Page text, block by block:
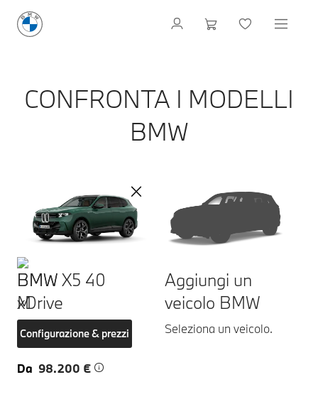
CONFRONTA I MODELLI
BMW
BMW X5 40
xDrive
Configurazione & prezzi
Da 98.200 €
Aggiungi un
veicolo BMW
Seleziona un veicolo.